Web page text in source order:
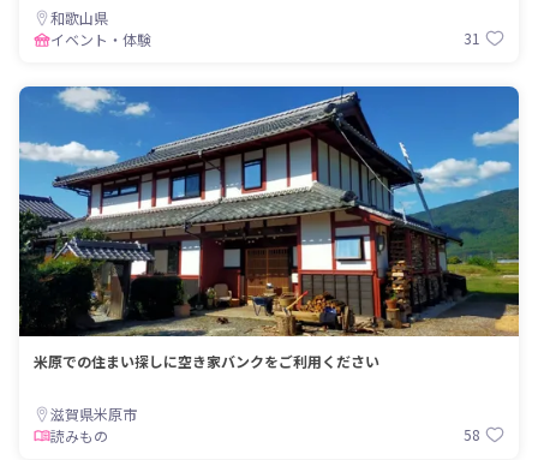
和歌山県
イベント・体験
31
米原での住まい探しに空き家バンクをご利用ください
滋賀県米原市
読みもの
58